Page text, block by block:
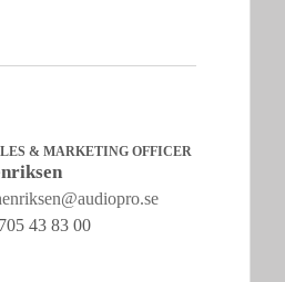
& MARKETING OFFICER
43 83 00